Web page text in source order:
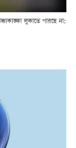
লুকাতে পারছে না: